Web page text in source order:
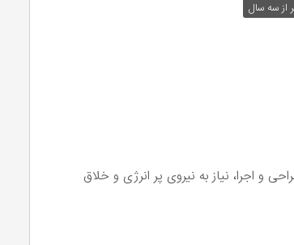
از سه سال
و اجرا، نیاز به نیروی پر انرژی و خلاق